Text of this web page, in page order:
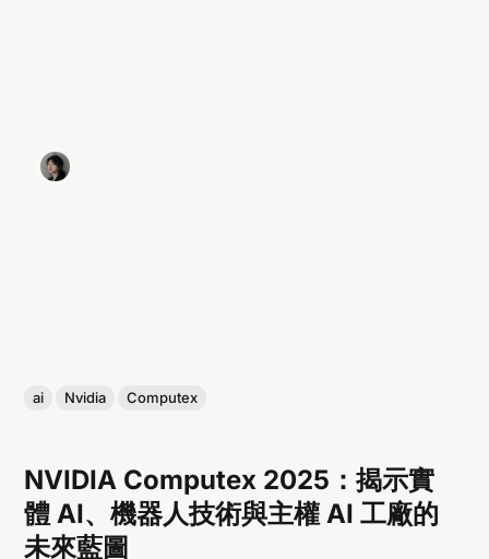
ai Nvidia Computex
NVIDIA Computex 2025：揭示實
體 AI、機器人技術與主權 AI 工廠的
未來藍圖